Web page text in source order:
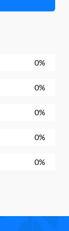
0%
0%
0%
0%
0%